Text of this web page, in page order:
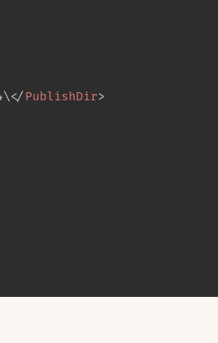
</PublishDir>